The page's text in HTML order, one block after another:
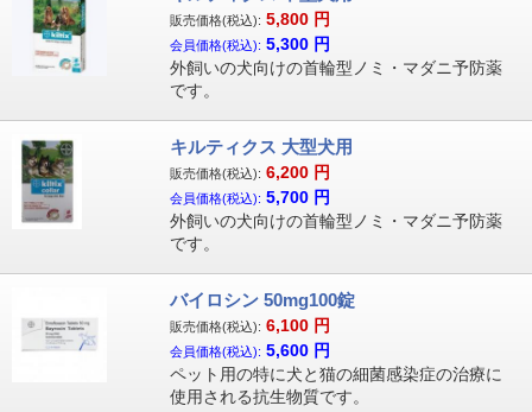
販売価格(税込): 5,800 円
会員価格(税込): 5,300 円
外飼いの犬向けの首輪型ノミ・マダニ予防薬
です。
キルティクス 大型犬用
販売価格(税込): 6,200 円
会員価格(税込): 5,700 円
外飼いの犬向けの首輪型ノミ・マダニ予防薬
です。
バイロシン 50mg100錠
販売価格(税込): 6,100 円
会員価格(税込): 5,600 円
ペット用の特に犬と猫の細菌感染症の治療に
使用される抗生物質です。